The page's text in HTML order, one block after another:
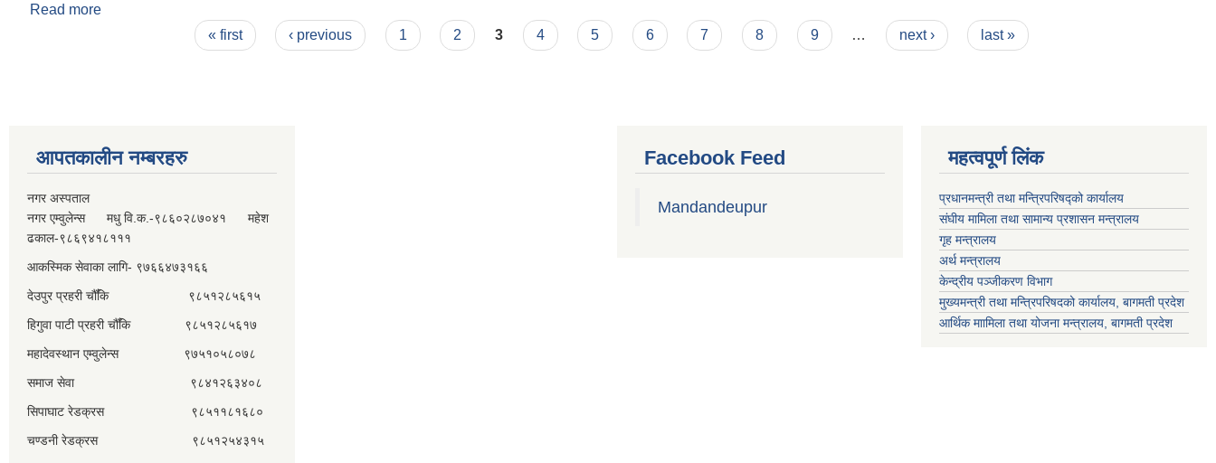
Read more
« first ‹ previous 1 2 3 4 5 6 7 8 9 … next › last »
आपतकालीन नम्बरहरु
नगर अस्पताल
नगर एम्वुलेन्स मधु वि.क.-९८६०२८७०४१ महेश
ढकाल-९८६९४१८१११
आकस्मिक सेवाका लागि- ९७६६४७३१६६
देउपुर प्रहरी चौँकि ९८५१२८५६१५
हिगुवा पाटी प्रहरी चौँकि ९८५१२८५६१७
महादेवस्थान एम्वुलेन्स ९७५१०५८०७८
समाज सेवा ९८४१२६३४०८
सिपाघाट रेडक्रस ९८५११८१६८०
चण्डनी रेडक्रस ९८५१२५४३१५
Facebook Feed
Mandandeupur
महत्वपूर्ण लिंक
प्रधानमन्त्री तथा मन्त्रिपरिषद्को कार्यालय
संघीय मामिला तथा सामान्य प्रशासन मन्त्रालय
गृह मन्त्रालय
अर्थ मन्त्रालय
केन्द्रीय पञ्जीकरण विभाग
मुख्यमन्त्री तथा मन्त्रिपरिषदको कार्यालय, बागमती प्रदेश
आर्थिक माामिला तथा योजना मन्त्रालय, बागमती प्रदेश